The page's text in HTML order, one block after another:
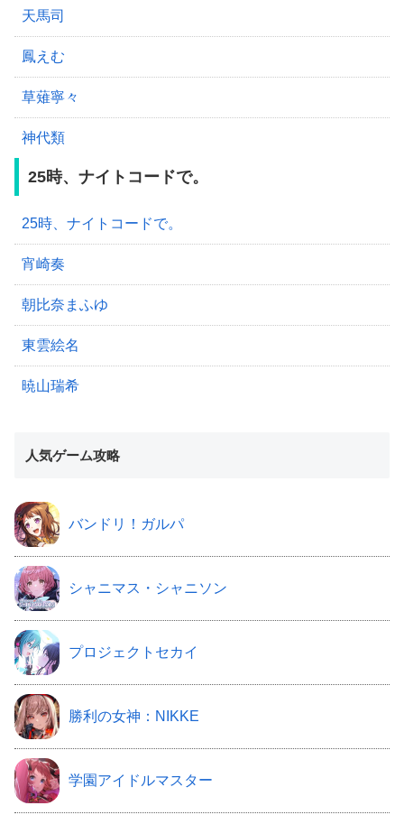
天馬司
鳳えむ
草薙寧々
神代類
25時、ナイトコードで。
25時、ナイトコードで。
宵崎奏
朝比奈まふゆ
東雲絵名
暁山瑞希
人気ゲーム攻略
バンドリ！ガルパ
シャニマス・シャニソン
プロジェクトセカイ
勝利の女神：NIKKE
学園アイドルマスター